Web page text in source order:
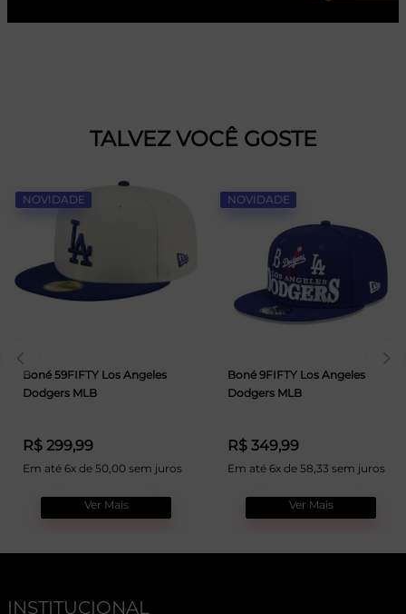
TALVEZ VOCÊ GOSTE
NOVIDADE
Boné 59FIFTY Los Angeles
Dodgers MLB
R$ 299,99
Em até 6x de 50,00 sem juros
Ver Mais
NOVIDADE
Boné 9FIFTY Los Angeles
Dodgers MLB
R$ 349,99
Em até 6x de 58,33 sem juros
Ver Mais
INSTITUCIONAL